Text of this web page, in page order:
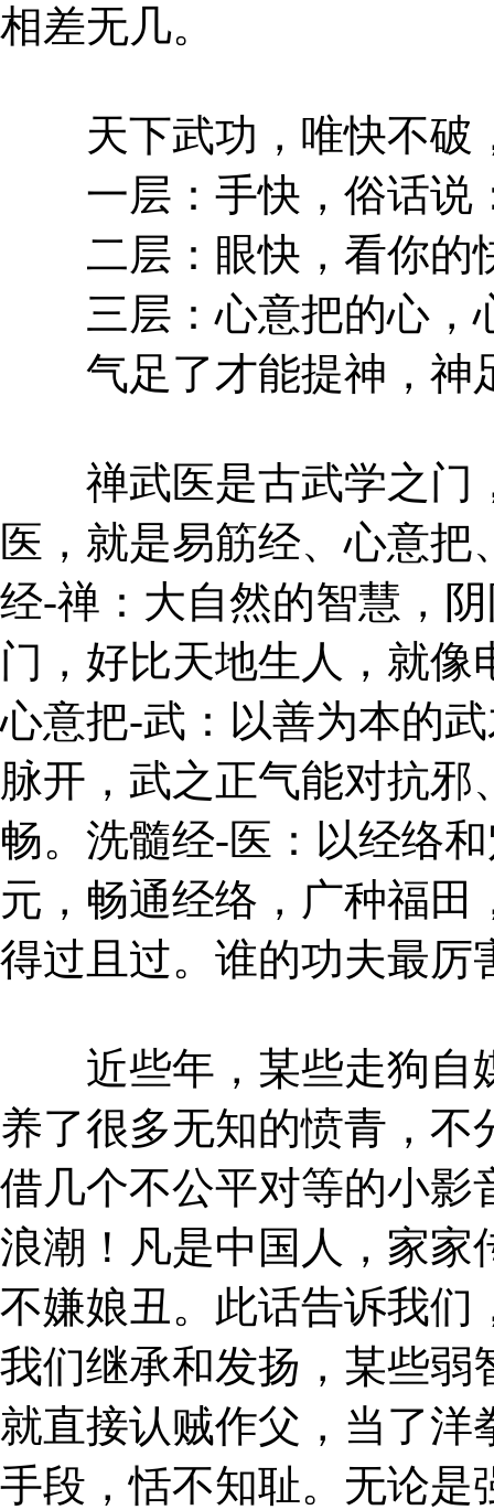
相差无几。
天下武功，唯快不破
一层：手快，俗话说
二层：眼快，看你的
三层：心意把的心，
气足了才能提神，神
禅武医是古武学之门
医，就是易筋经、心意
经-禅：大自然的智慧，
门，好比天地生人，就
心意把-武：以善为本的
脉开，武之正气能对抗
畅。洗髓经-医：以经络
元，畅通经络，广种福
得过且过。谁的功夫最厉
近些年，某些走狗自
养了很多无知的愤青，
借几个不公平对等的小影
浪潮！凡是中国人，家家
不嫌娘丑。此话告诉我们
我们继承和发扬，某些弱
就直接认贼作父，当了洋
手段，恬不知耻。无论是